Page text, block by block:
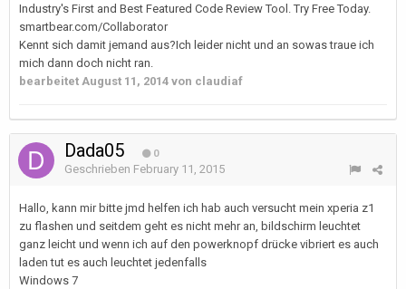
Industry's First and Best Featured Code Review Tool. Try Free Today.
smartbear.com/Collaborator
Kennt sich damit jemand aus?Ich leider nicht und an sowas traue ich
mich dann doch nicht ran.
bearbeitet August 11, 2014 von claudiaf
Dada05 0
Geschrieben February 11, 2015
Hallo, kann mir bitte jmd helfen ich hab auch versucht mein xperia z1
zu flashen und seitdem geht es nicht mehr an, bildschirm leuchtet
ganz leicht und wenn ich auf den powerknopf drücke vibriert es auch
laden tut es auch leuchtet jedenfalls
Windows 7